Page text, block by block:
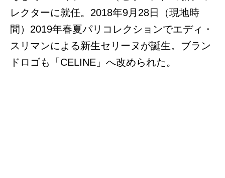
レクターに就任。2018年9月28日（現地時
間）2019年春夏パリコレクションでエディ・
スリマンによる新生セリーヌが誕生。ブラン
ドロゴも「CELINE」へ改められた。